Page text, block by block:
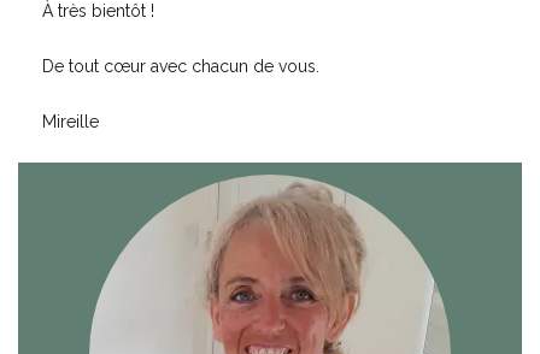
À très bientôt !
De tout cœur avec chacun de vous.
Mireille